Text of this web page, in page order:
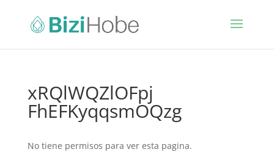
xRQlWQZlOFpj
FhEFKyqqsmOQzg
No tiene permisos para ver esta pagina.